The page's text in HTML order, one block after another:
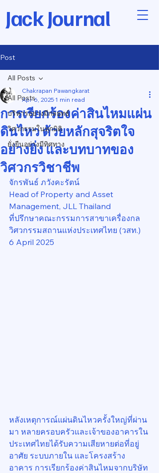
Jack Journal
Post
All Posts
บริหารอย่างมีกลยุทธ์
วิศวกรรมในทุกมิติ
ยั่งยืนอย่างมีทิศทาง
All Posts
การเรียกร้องค่าสินไหมแผ่น
ดินไหว ด้วยหลักสุจริตใจ
อย่างยิ่ง และบทบาทของ
วิศวกรวิชาชีพ
Chakrapan Pawangkarat
Apr 6, 2025 1 min read
จักรพันธ์ ภวังคะรัตน์
Head of Property and Asset
Management, JLL Thailand
ที่ปรึกษาคณะกรรมการสาขาเครื่องกล
วิศวกรรมสถานแห่งประเทศไทย (วสท.)
6 April 2025
หลังเหตุการณ์แผ่นดินไหวครั้งใหญ่ที่ผ่าน
มา หลายครอบครัวและเจ้าของอาคารใน
ประเทศไทยได้รับความเสียหายต่อที่อยู่
อาศัย ระบบภายใน และโครงสร้าง
อาคาร การเรียกร้องค่าสินไหมจากบริษัท